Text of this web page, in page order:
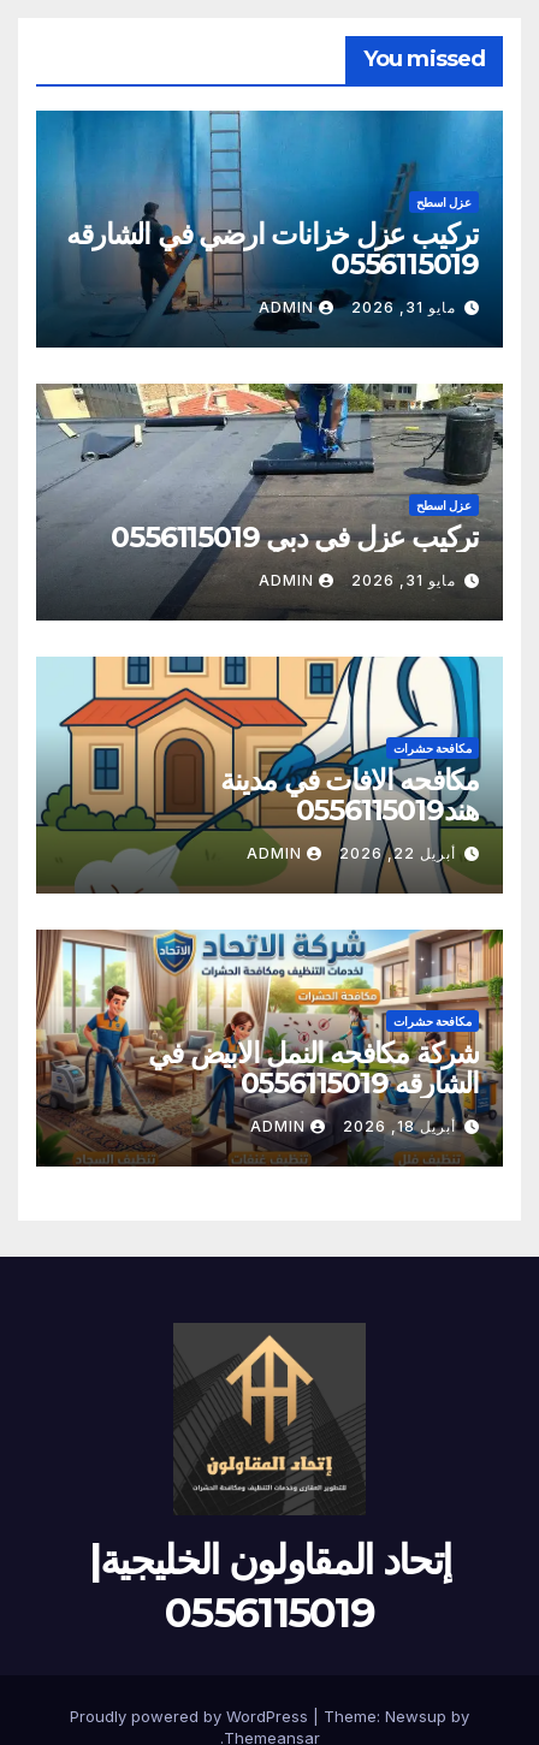
You missed
عزل اسطح
تركيب عزل خزانات ارضي في الشارقه
0556115019
مايو 31, 2026 ADMIN
عزل اسطح
تركيب عزل في دبي 0556115019
مايو 31, 2026 ADMIN
مكافحة حشرات
مكافحه الافات في مدينة
هند0556115019
أبريل 22, 2026 ADMIN
مكافحة حشرات
شركة مكافحه النمل الابيض في
الشارقه 0556115019
أبريل 18, 2026 ADMIN
إتحاد المقاولون الخليجية|
0556115019
Proudly powered by WordPress Theme: Newsup by
Themeansar
.